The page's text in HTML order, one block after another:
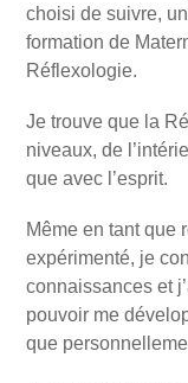
choisi de suivre,
formation de
Réflexologie.
Je trouve que la
niveaux, de
que avec l’esprit.
Même en tant que
expérimenté, je
connaissances et
pouvoir me
que